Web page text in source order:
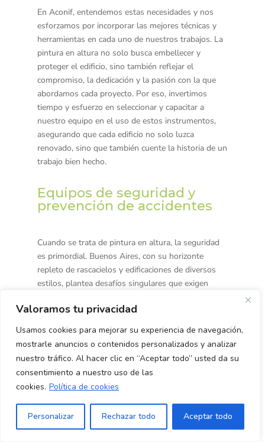
Valoramos tu privacidad
Usamos cookies para mejorar su experiencia de navegación,
mostrarle anuncios o contenidos personalizados y analizar
nuestro tráfico. Al hacer clic en “Aceptar todo” usted da su
consentimiento a nuestro uso de las
cookies. Política de cookies
Personalizar Rechazar todo Aceptar todo
En Aconif, entendemos estas necesidades y nos
esforzamos por incorporar las mejores técnicas y
herramientas en cada uno de nuestros trabajos. La
pintura en alturano solo busca embellecer y
proteger el edificio, sino también reflejar el
compromiso, la dedicación y la pasión con la que
abordamos cada proyecto. Por eso, invertimos
tiempo y esfuerzo en seleccionar y capacitar a
nuestro equipo en el uso de estos instrumentos,
asegurando que cada edificio no solo luzca
renovado, sino que también cuente la historia de un
trabajo bien hecho.
Equipos de seguridad y
prevención de accidentes
Cuando se trata de pintura en altura, la seguridad
es primordial. Buenos Aires, con su horizonte
repleto de rascacielos y edificaciones de diversos
estilos, plantea desafíos singulares que exigen
técnicas de pinturapueden variar y adaptarse según
la necesidad del proyecto, lo que jamás debería
variar es el compromiso con la seguridad de
quienes llevan a cabo esta ardua tarea.
Una de las principales amenazas en la pintura en
altura es el riesgo de caídas. Por ello, los arneses
dispositivos se ajustan al cuerpo del trabajador y
están conectados a sistemas de anclaje que